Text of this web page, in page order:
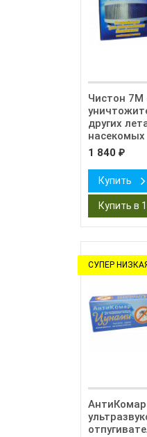
Чистон 7М
других
насекомых
1 840 ₽
Купить
СУПЕР